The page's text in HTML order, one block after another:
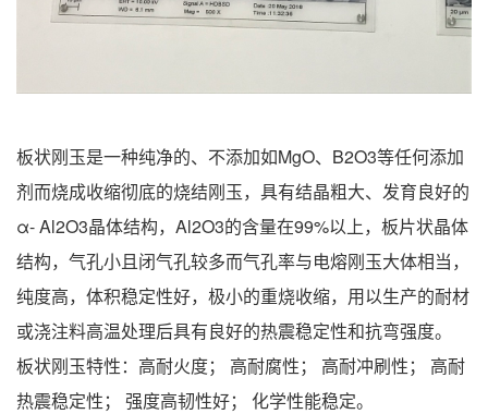
板状刚玉是一种纯净的、不添加如MgO、B2O3等任何添加
剂而烧成收缩彻底的烧结刚玉，具有结晶粗大、发育良好的
α- Al2O3晶体结构，Al2O3的含量在99%以上，板片状晶体
结构，气孔小且闭气孔较多而气孔率与电熔刚玉大体相当，
纯度高，体积稳定性好，极小的重烧收缩，用以生产的耐材
或浇注料高温处理后具有良好的热震稳定性和抗弯强度。
板状刚玉特性：高耐火度； 高耐腐性； 高耐冲刷性； 高耐
热震稳定性； 强度高韧性好； 化学性能稳定。